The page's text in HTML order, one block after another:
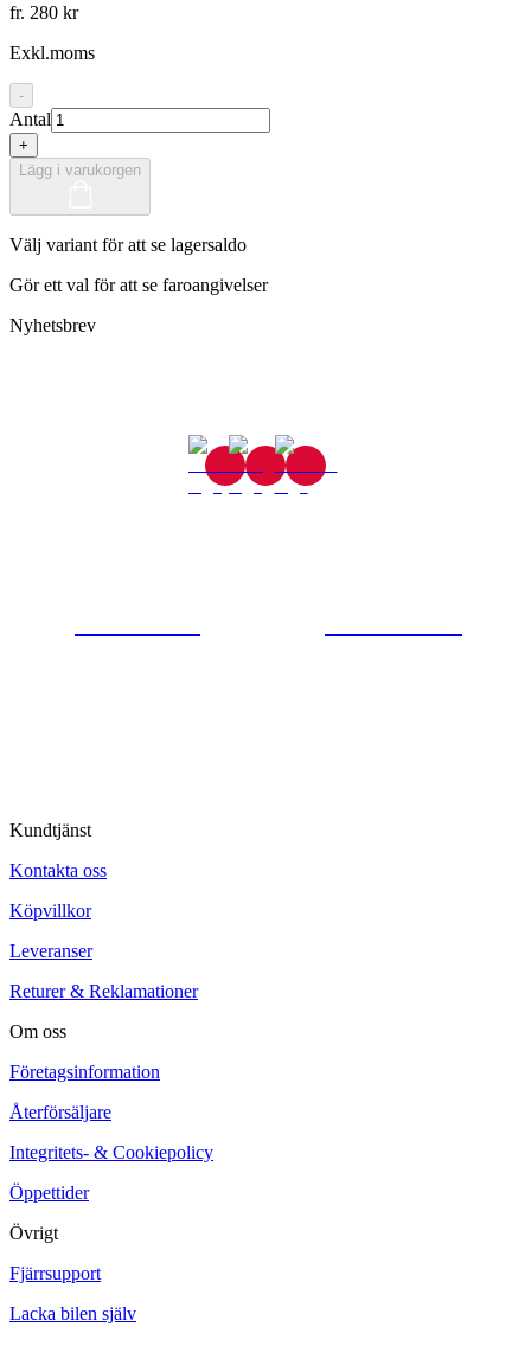
fr. 280 kr
Exkl.moms
-
Antal
+
Lägg i varukorgen
Välj variant för att se lagersaldo
Gör ett val för att se faroangivelser
Nyhetsbrev
Kundtjänst
Kontakta oss
Köpvillkor
Leveranser
Returer & Reklamationer
Om oss
Företagsinformation
Återförsäljare
Integritets- & Cookiepolicy
Öppettider
Övrigt
Fjärrsupport
Lacka bilen själv